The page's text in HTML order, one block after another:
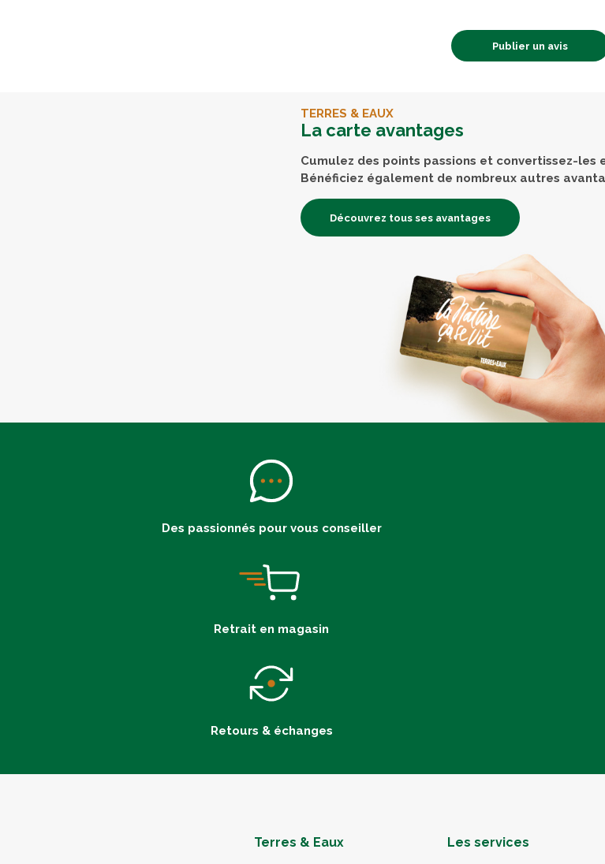
Publier un avis
TERRES & EAUX
La carte avantages
Cumulez des points passions et convertissez-les
Bénéficiez également de nombreux autres
Découvrez tous ses avantages
Des passionnés pour vous conseiller
Retrait en magasin
Retours & échanges
Terres & Eaux Les services